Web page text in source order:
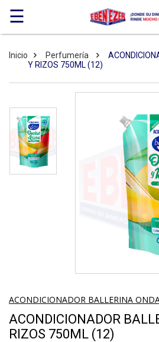
☰
Inicio Perfumería
Y RIZOS 750ML (12)
ACONDICIONADOR BALLERINA
ACONDICIONADOR
RIZOS 750ML (12)